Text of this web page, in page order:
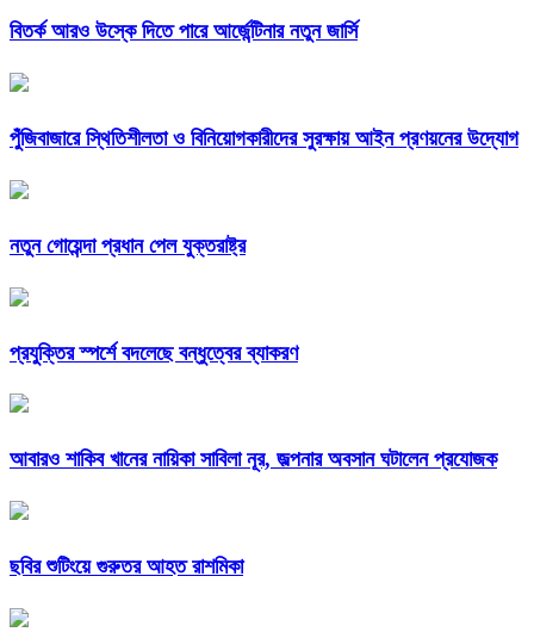
বিতর্ক আরও উস্কে দিতে পারে আর্জেন্টিনার নতুন জার্সি
পুঁজিবাজারে স্থিতিশীলতা ও বিনিয়োগকারীদের সুরক্ষায় আইন প্রণয়নের উদ্যোগ
নতুন গোয়েন্দা প্রধান পেল যুক্তরাষ্ট্র
প্রযুক্তির স্পর্শে বদলেছে বন্ধুত্বের ব্যাকরণ
আবারও শাকিব খানের নায়িকা সাবিলা নূর, জল্পনার অবসান ঘটালেন প্রযোজক
ছবির শুটিংয়ে গুরুতর আহত রাশমিকা